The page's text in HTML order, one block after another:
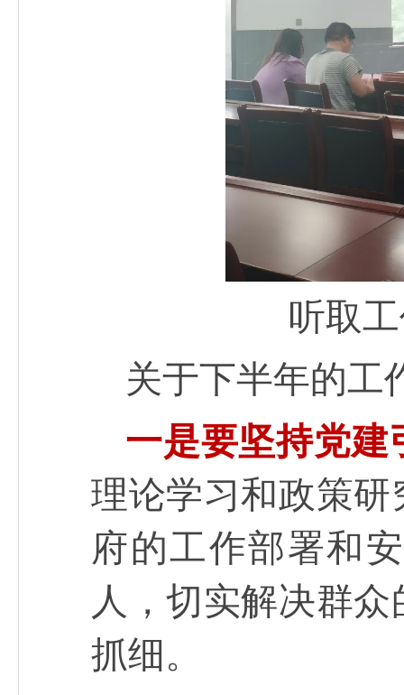
听取
关于下半年的工
一是要坚持党建
理论学习和政策
府的工作部署和
人，切实解决群
抓细。